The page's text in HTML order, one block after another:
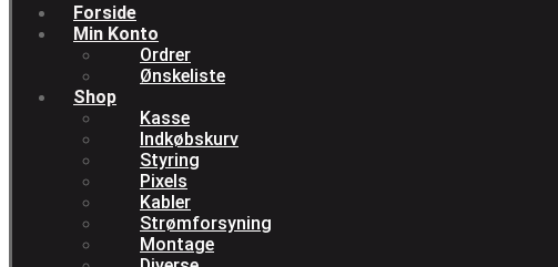
Forside
Min Konto
Ordrer
Ønskeliste
Shop
Kasse
Indkøbskurv
Styring
Pixels
Kabler
Strømforsyning
Montage